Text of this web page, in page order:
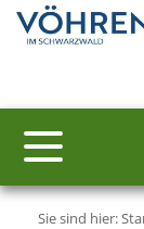
Sie sind hier: